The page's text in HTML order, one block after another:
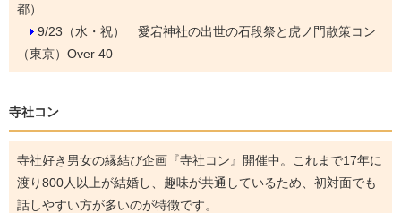
都）
9/23（水・祝） 愛宕神社の出世の石段祭と虎ノ門散策コン
（東京）Over 40
寺社コン
寺社好き男女の縁結び企画『寺社コン』開催中。これまで17年に
渡り800人以上が結婚し、趣味が共通しているため、初対面でも
話しやすい方が多いのが特徴です。